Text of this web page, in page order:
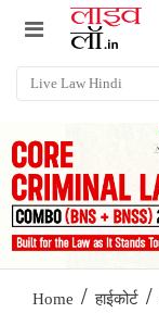
Home / हाईकोर्ट /